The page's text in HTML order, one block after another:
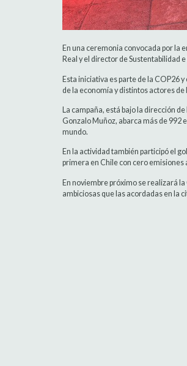
En una ceremonia convocada por la
Real y el director de Sustentabilidad
Esta iniciativa es parte de la COP26
de la economía y distintos actores
La campaña, está bajo la dirección
Gonzalo Muñoz, abarca más de 992
mundo.
En la actividad también participó el
primera en Chile con cero emisiones
En noviembre próximo se realizará
ambiciosas que las acordadas en la